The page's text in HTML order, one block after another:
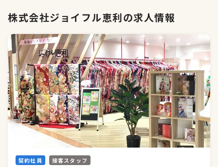
株式会社ジョイフル恵利の求人情報
契約社員 接客スタッフ